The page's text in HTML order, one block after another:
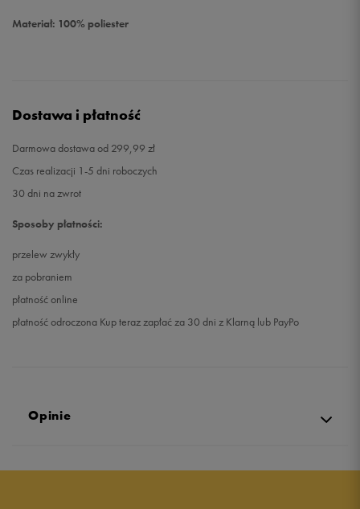
Materiał: 100% poliester
Dostawa i płatność
Darmowa dostawa od 299,99 zł
Czas realizacji 1-5 dni roboczych
30 dni na zwrot
Sposoby płatności:
przelew zwykły
za pobraniem
płatność online
płatność odroczona Kup teraz zapłać za 30 dni z Klarną lub PayPo
Opinie